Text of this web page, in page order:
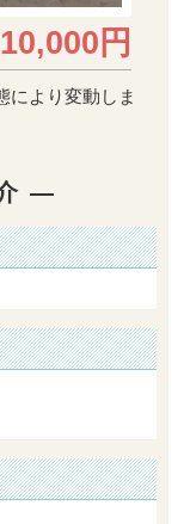
10,000円
により変動しま